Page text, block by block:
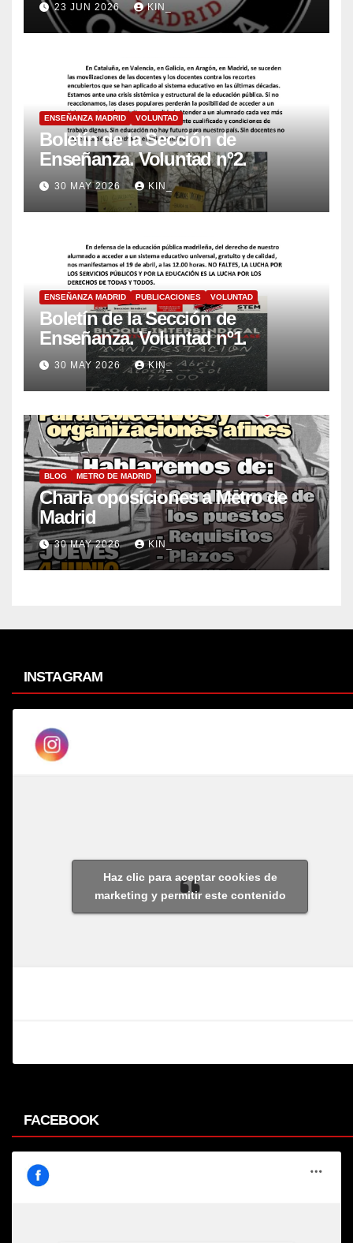
23 JUN 2026 KIN_
ENSEÑANZA MADRID VOLUNTAD
Boletín de la Sección de
Enseñanza. Voluntad nº2.
30 MAY 2026 KIN_
ENSEÑANZA MADRID PUBLICACIONES VOLUNTAD
Boletín de la Sección de
Enseñanza. Voluntad nº1.
30 MAY 2026 KIN_
BLOG METRO DE MADRID
Charla oposiciones a Metro de
Madrid
30 MAY 2026 KIN_
INSTAGRAM
Haz clic para aceptar cookies de
marketing y permitir este contenido
FACEBOOK